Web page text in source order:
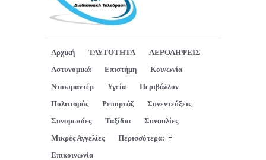
Αρχική ΤΑΥΤΟΤΗΤΑ
ΑΕΡΟΛΗΨΕΙΣ
Αστυνομικά
Επιστήμη
Κοινωνία
Ντοκιμαντέρ
Υγεία
Περιβάλλον
Πολιτισμός
Ρεπορτάζ
Συνεντεύξεις
Συνομωσίες
Ταξίδια
Συναυλίες
Μικρές Αγγελίες
Περισσότερα:
Επικοινωνία